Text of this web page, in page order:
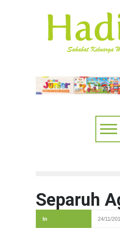
Separuh
In 24/11/